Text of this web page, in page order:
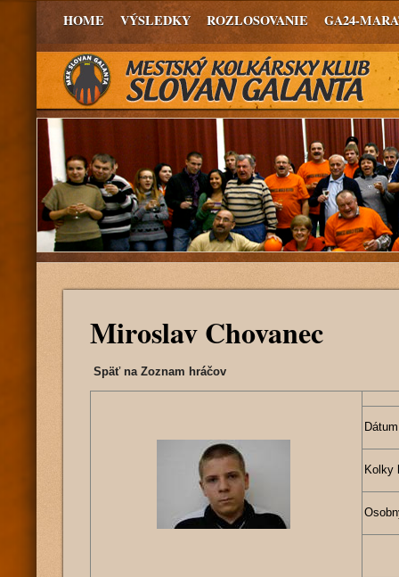
HOME VÝSLEDKY ROZLOSOVANIE GA24-
Miroslav Chovanec
Späť na Zoznam hráčov
Kolky